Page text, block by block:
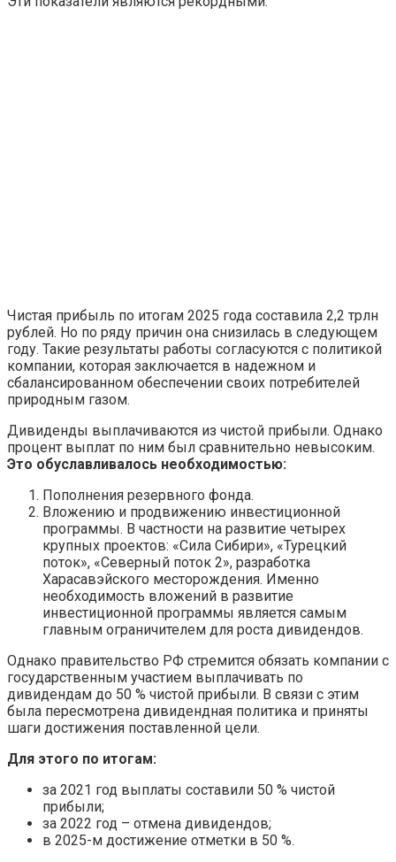
Чистая прибыль по итогам 2025 года составила 2,2 трлн
рублей. Но по ряду причин она снизилась в следующем
году. Такие результаты работы согласуются с политикой
компании, которая заключается в надежном и
сбалансированном обеспечении своих потребителей
природным газом.
Дивиденды выплачиваются из чистой прибыли. Однако
процент выплат по ним был сравнительно невысоким.
Это обуславливалось необходимостью:
Пополнения резервного фонда.
Вложению и продвижению инвестиционной
программы. В частности на развитие четырех
крупных проектов: «Сила Сибири», «Турецкий
поток», «Северный поток 2», разработка
Харасавэйского месторождения. Именно
необходимость вложений в развитие
инвестиционной программы является самым
главным ограничителем для роста дивидендов.
Однако правительство РФ стремится обязать компании с
государственным участием выплачивать по
дивидендам до 50 % чистой прибыли. В связи с этим
была пересмотрена дивидендная политика и приняты
шаги достижения поставленной цели.
Для этого по итогам:
за 2021 год выплаты составили 50 % чистой
прибыли;
за 2022 год – отмена дивидендов;
в 2025-м достижение отметки в 50 %.